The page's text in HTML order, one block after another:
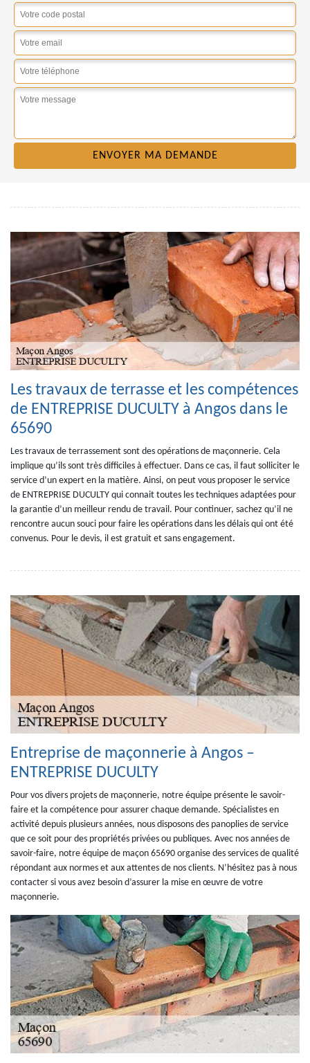
Les travaux de terrasse et les compétences
de ENTREPRISE DUCULTY à Angos dans le
65690
Les travaux de terrassement sont des opérations de maçonnerie. Cela
implique qu’ils sont très difficiles à effectuer. Dans ce cas, il faut solliciter le
service d’un expert en la matière. Ainsi, on peut vous proposer le service
de ENTREPRISE DUCULTY qui connait toutes les techniques adaptées pour
la garantie d’un meilleur rendu de travail. Pour continuer, sachez qu’il ne
rencontre aucun souci pour faire les opérations dans les délais qui ont été
convenus. Pour le devis, il est gratuit et sans engagement.
Entreprise de maçonnerie à Angos –
ENTREPRISE DUCULTY
Pour vos divers projets de maçonnerie, notre équipe présente le savoir-
faire et la compétence pour assurer chaque demande. Spécialistes en
activité depuis plusieurs années, nous disposons des panoplies de service
que ce soit pour des propriétés privées ou publiques. Avec nos années de
savoir-faire, notre équipe de maçon 65690 organise des services de qualité
répondant aux normes et aux attentes de nos clients. N’hésitez pas à nous
contacter si vous avez besoin d’assurer la mise en œuvre de votre
maçonnerie.